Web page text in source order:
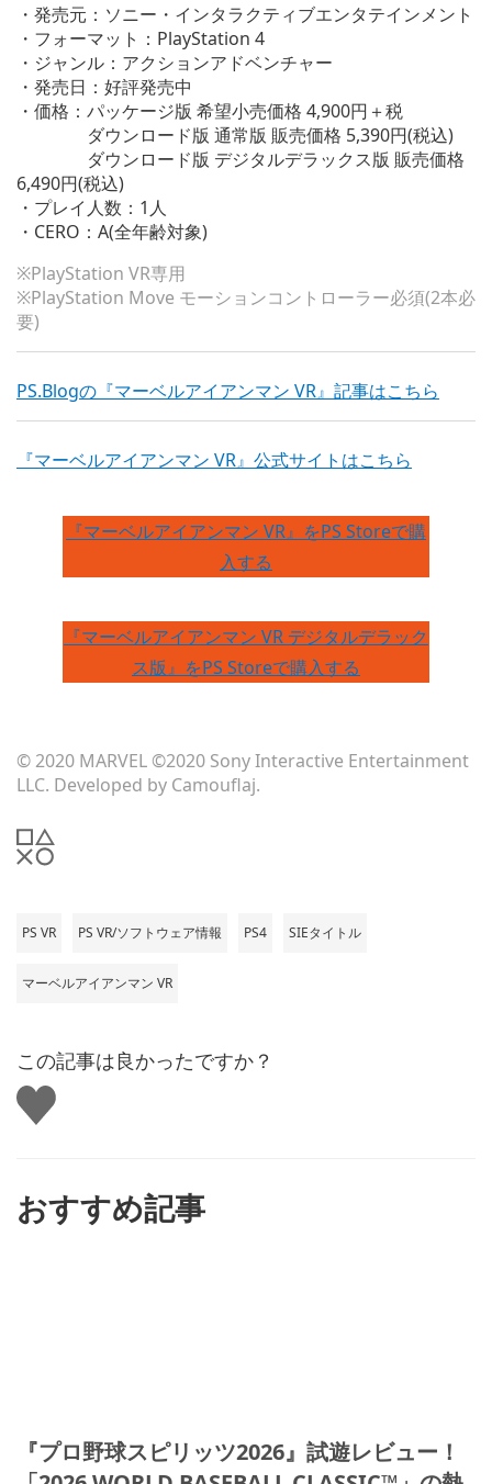
・発売元：ソニー・インタラクティブエンタテインメント
・フォーマット：PlayStation 4
・ジャンル：アクションアドベンチャー
・発売日：好評発売中
・価格：パッケージ版 希望小売価格 4,900円＋税
ダウンロード版 通常版 販売価格 5,390円(税込)
ダウンロード版 デジタルデラックス版 販売価格
6,490円(税込)
・プレイ人数：1人
・CERO：A(全年齢対象)
※PlayStation VR専用
※PlayStation Move モーションコントローラー必須(2本必
要)
PS.Blogの『マーベルアイアンマン VR』記事はこちら
『マーベルアイアンマン VR』公式サイトはこちら
『マーベルアイアンマン VR』をPS Storeで購
入する
『マーベルアイアンマン VR デジタルデラック
ス版』をPS Storeで購入する
© 2020 MARVEL ©2020 Sony Interactive Entertainment
LLC. Developed by Camouflaj.
PS VR PS VR/ソフトウェア情報 PS4 SIEタイトル
マーベルアイアンマン VR
この記事は良かったですか？
い
い
おすすめ記事
『プロ野球スピリッツ2026』試遊レビュー！